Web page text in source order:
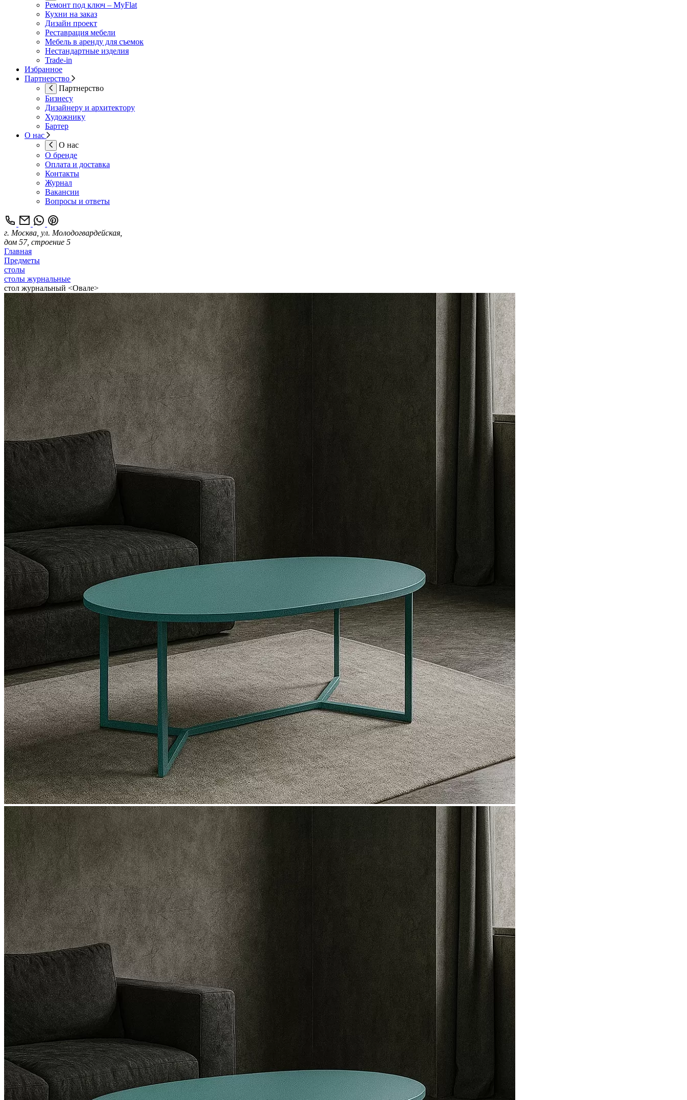
Ремонт под ключ – MyFlat
Кухни на заказ
Дизайн проект
Реставрация мебели
Мебель в аренду для съемок
Нестандартные изделия
Trade-in
Избранное
Партнерство
Партнерство
Бизнесу
Дизайнеру и архитектору
Художнику
Бартер
О нас
О нас
О бренде
Оплата и доставка
Контакты
Журнал
Вакансии
Вопросы и ответы
г. Москва, ул. Молодогвардейская,
дом 57, строение 5
Главная
Предметы
столы
столы журнальные
стол журнальный <Овале>